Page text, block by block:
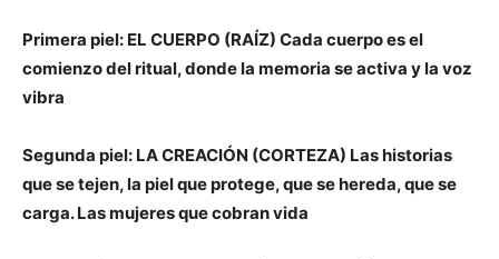
Primera piel: EL CUERPO (RAÍZ) Cada cuerpo es el
comienzo del ritual, donde la memoria se activa y la voz
vibra
Segunda piel: LA CREACIÓN (CORTEZA) Las historias
que se tejen, la piel que protege, que se hereda, que se
carga. Las mujeres que cobran vida